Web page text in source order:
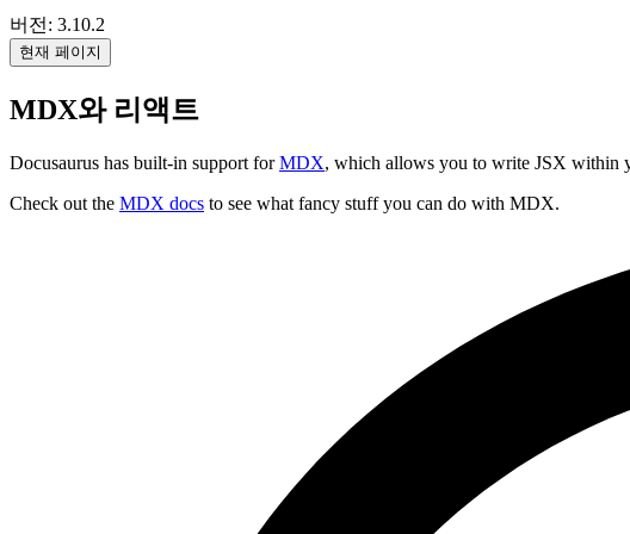
버전: 3.10.2
현재 페이지
MDX와 리액트
Docusaurus has built-in support forMDX, which allows you to write JSX within
Check out the MDX docs to see what fancy stuff you can do with MDX.